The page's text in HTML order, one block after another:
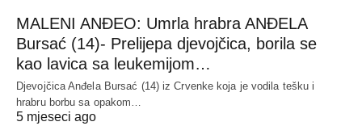
MALENI ANĐEO: Umrla hrabra ANĐELA
Bursać (14)- Prelijepa djevojčica, borila se
kao lavica sa leukemijom…
Djevojčica Anđela Bursać (14) iz Crvenke koja je vodila tešku i
hrabru borbu sa opakom…
5 mjeseci ago